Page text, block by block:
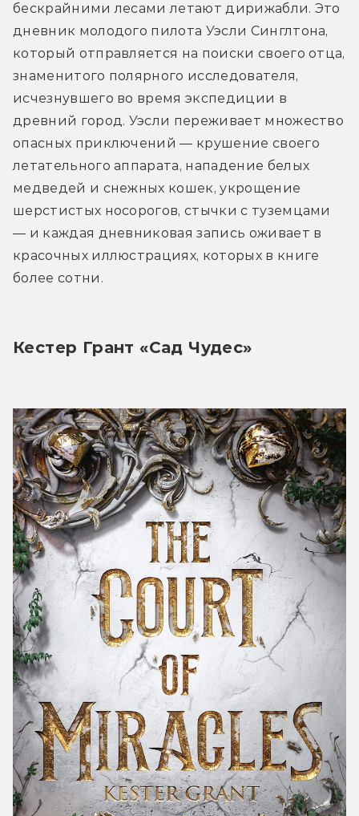
бескрайними лесами летают дирижабли. Это
дневник молодого пилота Уэсли Синглтона,
который отправляется на поиски своего отца,
знаменитого полярного исследователя,
исчезнувшего во время экспедиции в
древний город. Уэсли переживает множество
опасных приключений — крушение своего
летательного аппарата, нападение белых
медведей и снежных кошек, укрощение
шерстистых носорогов, стычки с туземцами
— и каждая дневниковая запись оживает в
красочных иллюстрациях, которых в книге
более сотни.
Кестер Грант «Сад Чудес»